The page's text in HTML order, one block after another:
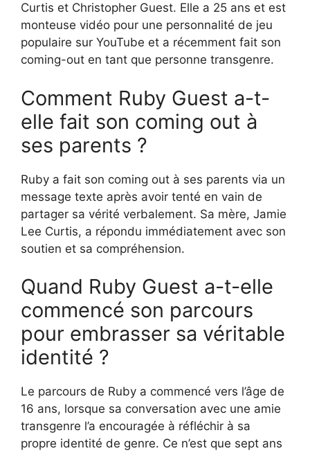
Curtis et Christopher Guest. Elle a 25 ans et est
monteuse vidéo pour une personnalité de jeu
populaire sur YouTube et a récemment fait son
coming-out en tant que personne transgenre.
Comment Ruby Guest a-t-
elle fait son coming out à
ses parents ?
Ruby a fait son coming out à ses parents via un
message texte après avoir tenté en vain de
partager sa vérité verbalement. Sa mère, Jamie
Lee Curtis, a répondu immédiatement avec son
soutien et sa compréhension.
Quand Ruby Guest a-t-elle
commencé son parcours
pour embrasser sa véritable
identité ?
Le parcours de Ruby a commencé vers l’âge de
16 ans, lorsque sa conversation avec une amie
transgenre l’a encouragée à réfléchir à sa
propre identité de genre. Ce n’est que sept ans